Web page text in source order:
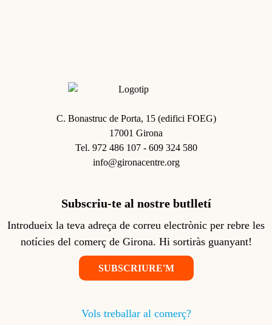
Imagen
C. Bonastruc de Porta, 15 (edifici FOEG)
17001 Girona
Tel. 972 486 107 - 609 324 580
info@gironacentre.org
Subscriu-te al nostre butlletí
Introdueix la teva adreça de correu electrònic per rebre les
notícies del comerç de Girona. Hi sortiràs guanyant!
SUBSCRIURE'M
Footer Navigation
Vols treballar al comerç?